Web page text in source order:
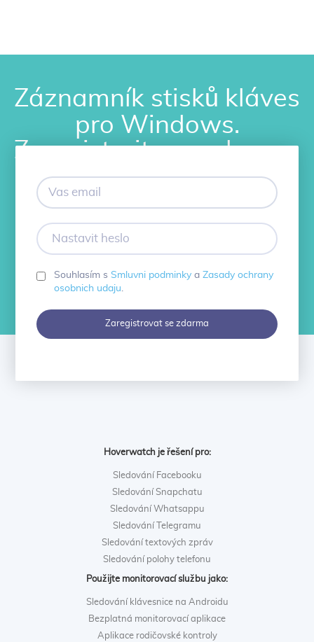
Záznamník stisků kláves
pro Windows.
Zaregistrujte se zdarma.
Souhlasím s Smluvni podminkya Zasady ochrany
osobnich udaju
Zaregistrovat se zdarma
Hoverwatch je řešení pro:
Sledování Facebooku
Sledování Snapchatu
Sledování Whatsappu
Sledování Telegramu
Sledování textových zpráv
Sledování polohy telefonu
Použijte monitorovací službu jako:
Sledování klávesnice na Androidu
Bezplatná monitorovací aplikace
Aplikace rodičovské kontroly